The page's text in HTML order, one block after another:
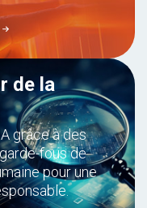
de la
grâce à des
fous de
pour une